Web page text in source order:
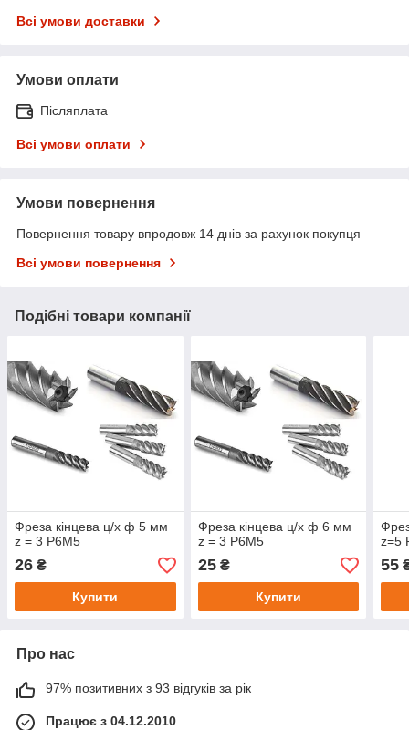
Всі умови доставки
Умови оплати
Післяплата
Всі умови оплати
Умови повернення
Повернення товару впродовж 14 днів за рахунок покупця
Всі умови повернення
Подібні товари компанії
Фреза кінцева ц/х ф 5 мм
z = 3 Р6М5
26 ₴
Купити
Фреза кінцева ц/х ф 6 мм
z = 3 Р6М5
25₴
Купити
z=5
55
Про нас
97% позитивних з 93 відгуків за рік
Працює з 04.12.2010